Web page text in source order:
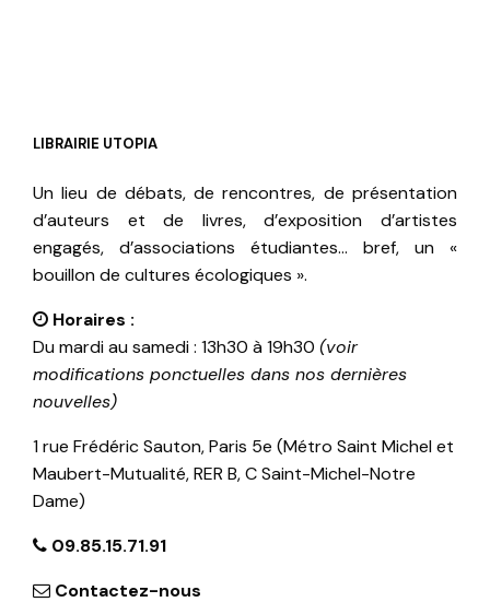
LIBRAIRIE UTOPIA
Un lieu de débats, de rencontres, de présentation
d’auteurs et de livres, d’exposition d’artistes
engagés, d’associations étudiantes… bref, un «
bouillon de cultures écologiques ».
Horaires :
Du mardi au samedi : 13h30 à 19h30 (voir
modifications ponctuelles dans nos dernières
nouvelles)
1 rue Frédéric Sauton, Paris 5e (Métro Saint Michel et
Maubert-Mutualité, RER B, C Saint-Michel-Notre
Dame)
09.85.15.71.91
Contactez-nous